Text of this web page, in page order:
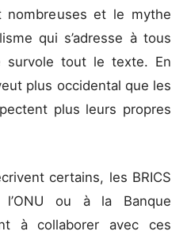
nombreuses et le mythe
qui s’adresse à tous
survole tout le texte. En
plus occidental que les
plus leurs propres
certains, les BRICS
ou à la Banque
à collaborer avec ces